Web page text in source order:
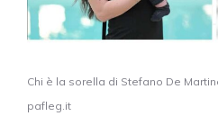
Chi è la sorella di Stefano De
pafleg.it